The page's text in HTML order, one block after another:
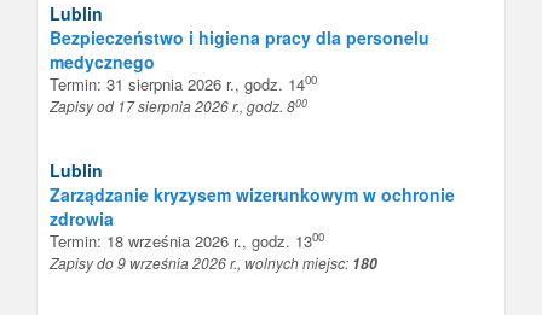
Lublin
Bezpieczeństwo i higiena pracy dla personelu
medycznego
Termin: 31 sierpnia 2026 r., godz. 1400
Zapisy od 17 sierpnia 2026 r., godz. 800
Lublin
Zarządzanie kryzysem wizerunkowym w ochronie
zdrowia
Termin: 18 września 2026 r., godz. 1300
Zapisy do 9 września 2026 r., wolnych miejsc: 180